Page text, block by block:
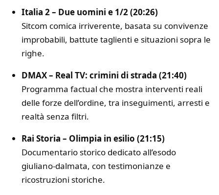
Italia 2 – Due uomini e 1/2 (20:26)
Sitcom comica irriverente, basata su convivenze
improbabili, battute taglienti e situazioni sopra le
righe.
DMAX – Real TV: crimini di strada (21:40)
Programma factual che mostra interventi reali
delle forze dell’ordine, tra inseguimenti, arresti e
realtà senza filtri.
Rai Storia – Olimpia in esilio (21:15)
Documentario storico dedicato all’esodo
giuliano-dalmata, con testimonianze e
ricostruzioni storiche.